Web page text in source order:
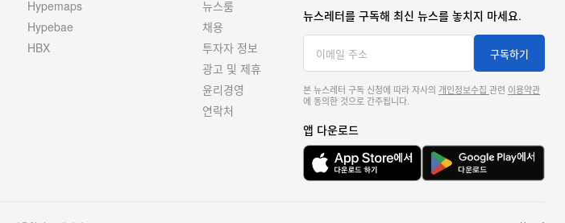
Hypemaps
Hypebae
HBX
뉴스룸
채용
투자자 정보
광고 및 제휴
윤리경영
연락처
뉴스레터를 구독해 최신 뉴스를 놓치지 마세요.
구독하기
본 뉴스레터 구독 신청에 따라 자사의 개인정보수집 관련 이용약관
에 동의한 것으로 간주됩니다.
앱 다운로드